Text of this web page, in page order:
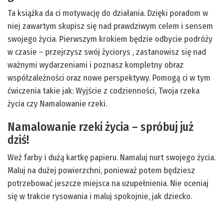
Ta książka da ci motywację do działania. Dzięki poradom w
niej zawartym skupisz się nad prawdziwym celem i sensem
swojego życia. Pierwszym krokiem będzie odbycie podróży
w czasie – przejrzysz swój życiorys , zastanowisz się nad
ważnymi wydarzeniami i poznasz kompletny obraz
współzależności oraz nowe perspektywy. Pomogą ci w tym
ćwiczenia takie jak: Wyjście z codzienności, Twoja rzeka
życia czy Namalowanie rzeki.
Namalowanie rzeki życia – spróbuj już
dziś!
Weź farby i dużą kartkę papieru. Namaluj nurt swojego życia.
Maluj na dużej powierzchni, ponieważ potem będziesz
potrzebować jeszcze miejsca na uzupełnienia. Nie oceniaj
się w trakcie rysowania i maluj spokojnie, jak dziecko.